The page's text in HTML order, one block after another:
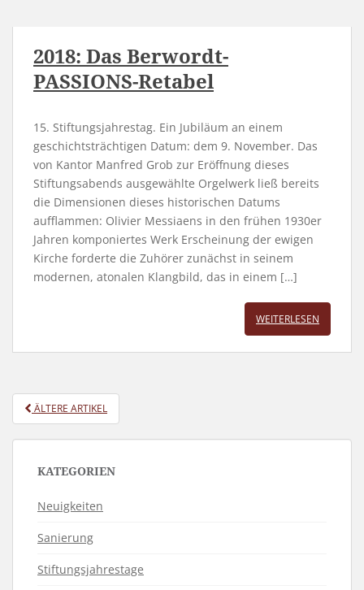
2018: Das Berwordt-
PASSIONS-Retabel
15. Stiftungsjahrestag. Ein Jubiläum an einem
geschichtsträchtigen Datum: dem 9. November. Das
von Kantor Manfred Grob zur Eröffnung dieses
Stiftungsabends ausgewählte Orgelwerk ließ bereits
die Dimensionen dieses historischen Datums
aufflammen: Olivier Messiaens in den frühen 1930er
Jahren komponiertes Werk Erscheinung der ewigen
Kirche forderte die Zuhörer zunächst in seinem
modernen, atonalen Klangbild, das in einem […]
WEITERLESEN
POSTS
NAVIGATION
ÄLTERE ARTIKEL
KATEGORIEN
Neuigkeiten
Sanierung
Stiftungsjahrestage